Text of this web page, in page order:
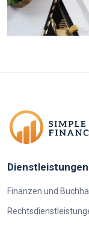
Dienstleistungen
Finanzen und